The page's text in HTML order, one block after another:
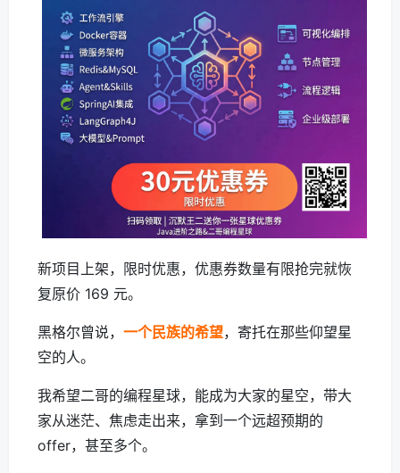
新项目上架，限时优惠，优惠券数量有限抢完就恢
复原价 169 元。
黑格尔曾说， 一个民族的希望，寄托在那些仰望星
空的人。
我希望二哥的编程星球，能成为大家的星空，带大
家从迷茫、焦虑走出来，拿到一个远超预期的
offer，甚至多个。